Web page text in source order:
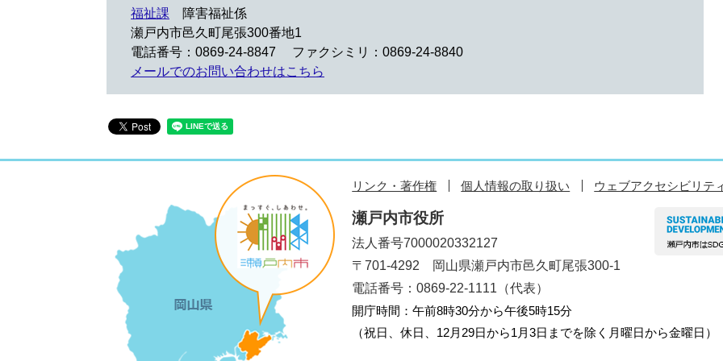
福祉課
障害福祉係
瀬戸内市邑久町尾張300番地1
電話番号：0869-24-8847
ファクシミリ：0869-24-8840
メールでのお問い合わせはこちら
リンク・著作権 個人情報の取り扱い ウェブアクセシビリテ
瀬戸内市役所
法人番号7000020332127
〒701-4292 岡山県瀬戸内市邑久町尾張300-1
電話番号：0869-22-1111（代表）
開庁時間：午前8時30分から午後5時15分
（祝日、休日、12月29日から1月3日までを除く月曜日から金曜日）